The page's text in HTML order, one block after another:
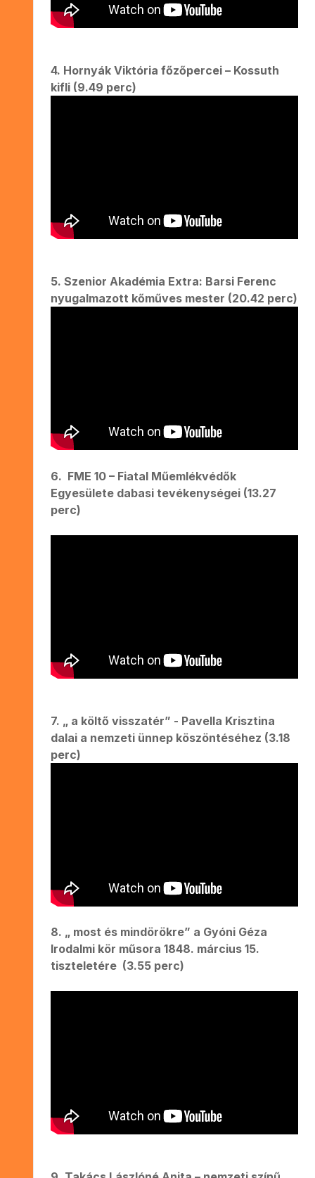
4. Hornyák Viktória főzőpercei – Kossuth
kifli (9.49 perc)
5. Szenior Akadémia Extra: Barsi Ferenc
nyugalmazott kőműves mester (20.42 perc)
6. FME 10 – Fiatal Műemlékvédők
Egyesülete dabasi tevékenységei (13.27
perc)
7. „ a költő visszatér” - Pavella Krisztina
dalai a nemzeti ünnep köszöntéséhez (3.18
perc)
8. „ most és mindörökre” a Gyóni Géza
Irodalmi kör műsora 1848. március 15.
tiszteletére (3.55 perc)